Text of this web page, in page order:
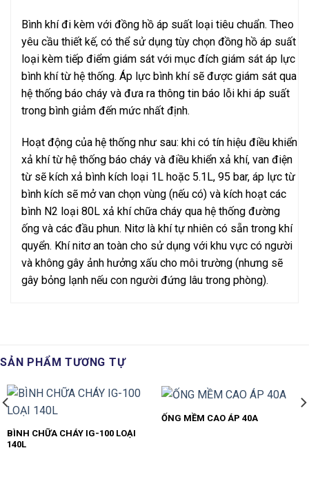
Bình khí đi kèm với đồng hồ áp suất loại tiêu chuẩn. Theo
yêu cầu thiết kế, có thể sử dụng tùy chọn đồng hồ áp suất
loại kèm tiếp điểm giám sát với mục đích giám sát áp lực
bình khí từ hệ thống. Áp lực bình khí sẽ được giám sát qua
hệ thống báo cháy và đưa ra thông tin báo lỗi khi áp suất
trong bình giảm đến mức nhất định.
Hoạt động của hệ thống như sau: khi có tín hiệu điều khiển
xả khí từ hệ thống báo cháy và điều khiển xả khí, van điện
từ sẽ kích xả bình kích loại 1L hoặc 5.1L, 95 bar, áp lực từ
bình kích sẽ mở van chọn vùng (nếu có) và kích hoạt các
bình N2 loại 80L xả khí chữa cháy qua hệ thống đường
ống và các đầu phun. Nitơ là khí tự nhiên có sẵn trong khí
quyển. Khí nitơ an toàn cho sử dụng với khu vực có người
và không gây ảnh hưởng xấu cho môi trường (nhưng sẽ
gây bỏng lạnh nếu con người đứng lâu trong phòng).
SẢN PHẨM TƯƠNG TỰ
BÌNH CHỮA CHÁY IG-100 LOẠI
140L
ỐNG MỀM CAO ÁP 40A